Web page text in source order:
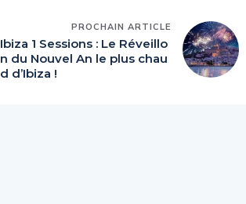
PROCHAIN ARTICLE
Ibiza 1 Sessions : Le Réveillo
n du Nouvel An le plus chau
d d’Ibiza !